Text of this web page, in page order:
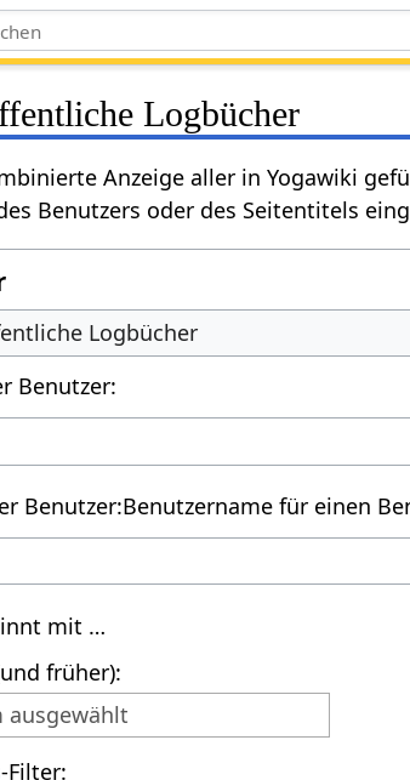
Logbücher
Anzeige aller in Yogawiki
Benutzers oder des Seitentitels
Logbücher
Benutzer:
Benutzer:Benutzername für einen
mit …
früher):
ausgewählt
-Filter: